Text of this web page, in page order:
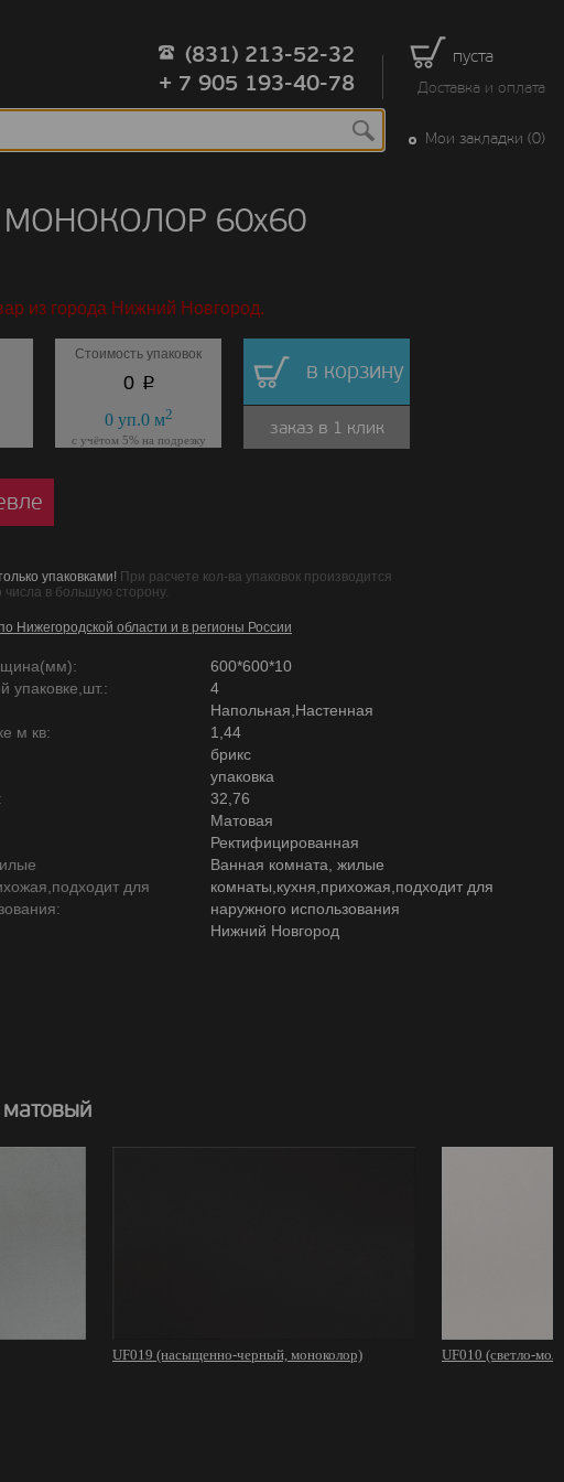
пуста
Доставка и оплата
(831) 213-52-32
+ 7 905 193-40-78
Мои закладки (0)
МОНОКОЛОР 60х60
из города Нижний Новгород.
Стоимость упаковок
0 p
0уп.0м2
с учётом 5% на подрезку
в корзину
заказ в 1 клик
упаковками! При расчете кол-ва упаковок производится
числа в большую сторону.
Нижегородской области и в регионы России
600*600*10
упаковке,шт.:
4
Напольная,Настенная
м кв:
1,44
брикс
упаковка
32,76
Матовая
Ректифицированная
для
Ванная комната, жилые
комнаты,кухня,прихожая,подходит для
наружного использования
Нижний Новгород
UF019 (насыщенно-черный, моноколор) UF010 (светло-